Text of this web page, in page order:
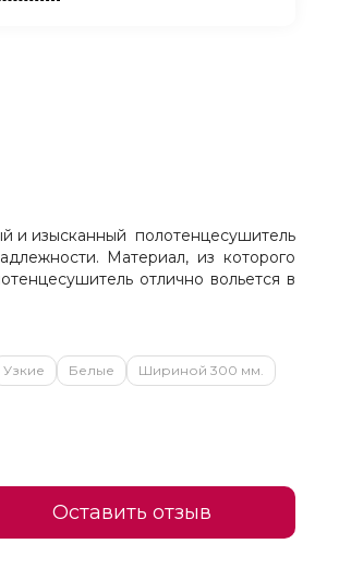
и изысканный полотенцесушитель
Материал, из которого
отлично вольется в
Узкие Белые Шириной 300 мм.
Оставить отзыв